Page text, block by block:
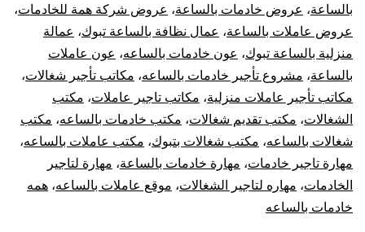
بالساعة، عروض خادمات بالساعة، عروض شركة همة للخادمات،
عروض عاملات بالساعة، عمال نظافة بالساعة تبوك، عمالة
منزلية بالساعة تبوك، عون خادمات بالساعه، عون عاملات
بالساعة، مشروع تأجير خادمات بالساعه، مكاتب تأجير شغالات،
مكاتب تأجير عاملات منزلية، مكاتب تاجير عاملات، مكتب
الشغالات، مكتب تقديم شغالات، مكتب خادمات بالساعه، مكتب
شغالات بالساعه، مكتب شغالات بتبوك، مكتب عاملات بالساعه،
مهارة تاجير خادمات، مهارة خادمات بالساعة، مهارة لتاجير
الخادمات، مهاره لتاجير الشغالات، موقع عاملات بالساعه، همه
خادمات بالساعه